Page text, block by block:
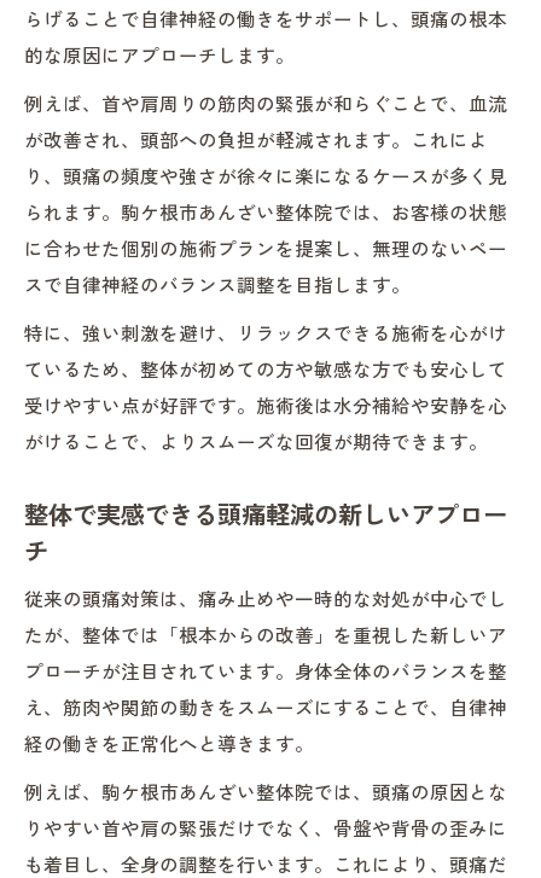
らげることで自律神経の働きをサポートし、頭痛の根本
的な原因にアプローチします。
例えば、首や肩周りの筋肉の緊張が和らぐことで、血流
が改善され、頭部への負担が軽減されます。これによ
り、頭痛の頻度や強さが徐々に楽になるケースが多く見
られます。駒ケ根市あんざい整体院では、お客様の状態
に合わせた個別の施術プランを提案し、無理のないペー
スで自律神経のバランス調整を目指します。
特に、強い刺激を避け、リラックスできる施術を心がけ
ているため、整体が初めての方や敏感な方でも安心して
受けやすい点が好評です。施術後は水分補給や安静を心
がけることで、よりスムーズな回復が期待できます。
整体で実感できる頭痛軽減の新しいアプロー
チ
従来の頭痛対策は、痛み止めや一時的な対処が中心でし
たが、整体では「根本からの改善」を重視した新しいア
プローチが注目されています。身体全体のバランスを整
え、筋肉や関節の動きをスムーズにすることで、自律神
経の働きを正常化へと導きます。
例えば、駒ケ根市あんざい整体院では、頭痛の原因とな
りやすい首や肩の緊張だけでなく、骨盤や背骨の歪みに
も着目し、全身の調整を行います。これにより、頭痛だ